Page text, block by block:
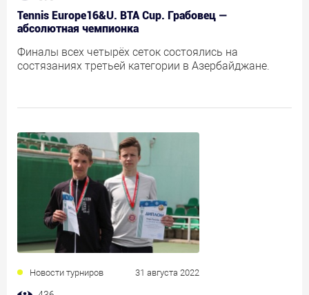
Tennis Europe16&U. BTA Cup. Грабовец —
абсолютная чемпионка
Финалы всех четырёх сеток состоялись на
состязаниях третьей категории в Азербайджане.
Новости турниров 31 августа 2022